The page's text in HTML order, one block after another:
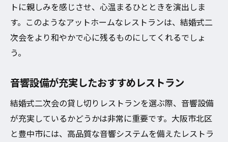
トに親しみを感じさせ、心温まるひとときを演出しま
す。このようなアットホームなレストランは、結婚式二
次会をより和やかで心に残るものにしてくれるでしょ
う。
音響設備が充実したおすすめレストラン
結婚式二次会の貸し切りレストランを選ぶ際、音響設備
が充実しているかどうかは非常に重要です。大阪市北区
と豊中市には、高品質な音響システムを備えたレストラ